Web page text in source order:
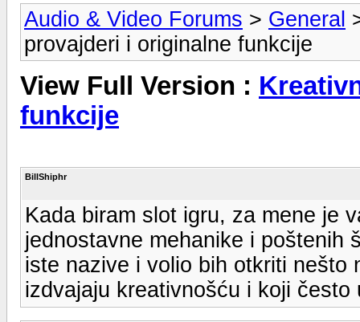
Audio & Video Forums > General
provajderi i originalne funkcije
View Full Version :
funkcije
BillShiphr
Kada biram slot igru, za mene je
jednostavne mehanike i poštenih
iste nazive i volio bih otkriti nešto
izdvajaju kreativnošću i koji